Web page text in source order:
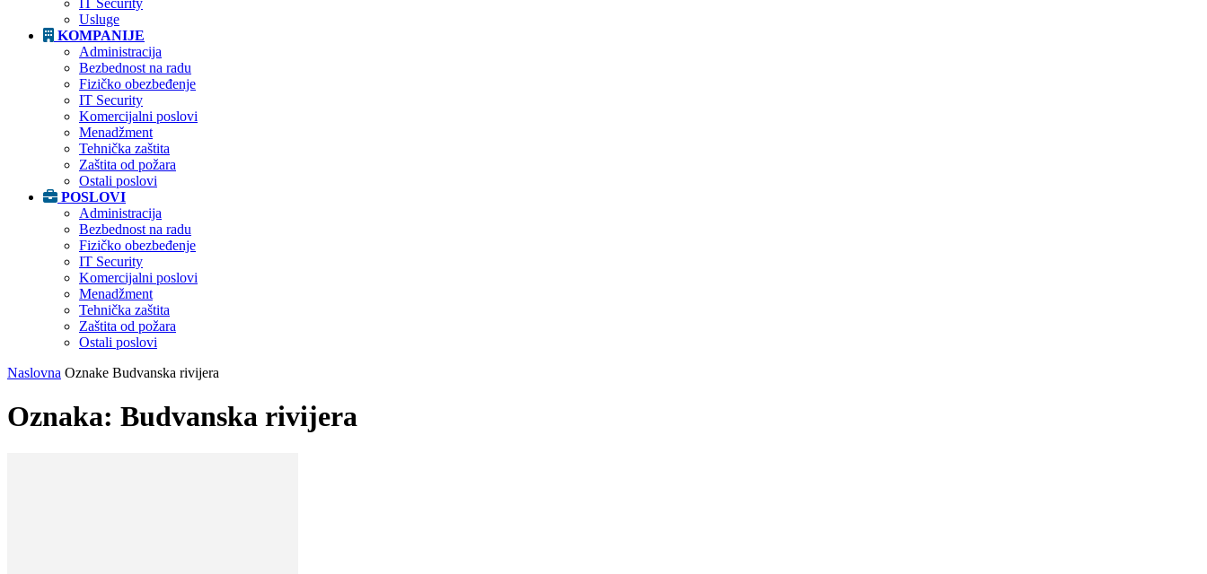
IT Security
Usluge
KOMPANIJE
Administracija
Bezbednost na radu
Fizičko obezbeđenje
IT Security
Komercijalni poslovi
Menadžment
Tehnička zaštita
Zaštita od požara
Ostali poslovi
POSLOVI
Administracija
Bezbednost na radu
Fizičko obezbeđenje
IT Security
Komercijalni poslovi
Menadžment
Tehnička zaštita
Zaštita od požara
Ostali poslovi
Naslovna Oznake Budvanska rivijera
Oznaka: Budvanska rivijera